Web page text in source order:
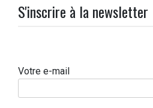
S'inscrire à la newsletter
Votre e-mail